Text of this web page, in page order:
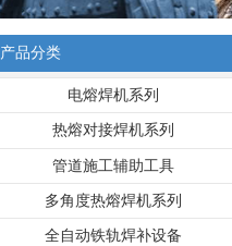
产品分类
电熔焊机系列
热熔对接焊机系列
管道施工辅助工具
多角度热熔焊机系列
全自动铁轨焊补设备